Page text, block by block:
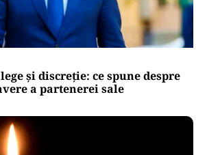
și discreție: ce spune despre
a partenerei sale